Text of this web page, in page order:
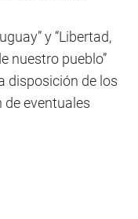
y “Libertad,
nuestro pueblo”
disposición de los
eventuales